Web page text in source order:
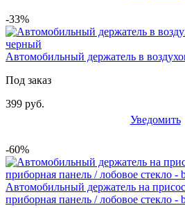
-33%
Автомобильный держатель в
Под заказ
399 руб.
Уведомить
-60%
Автомобильный держатель на
приборная панель / лобовое стекло -